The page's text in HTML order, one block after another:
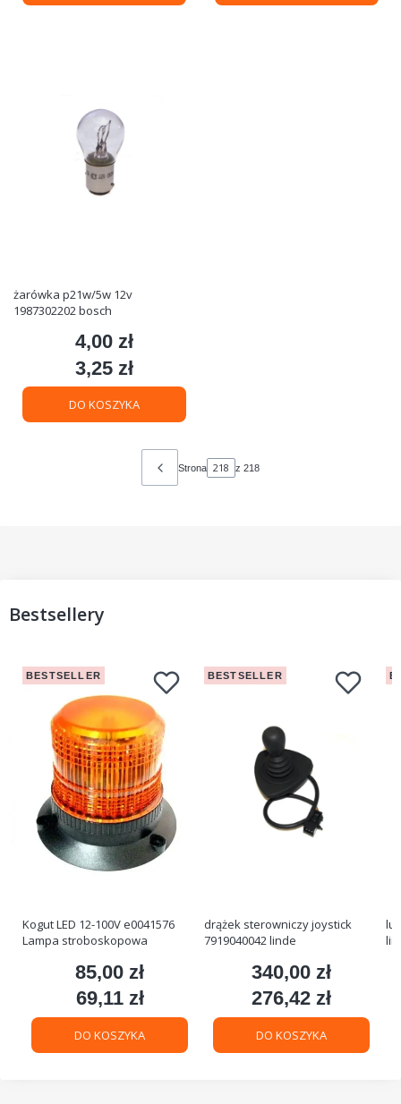
żarówka p21w/5w 12v
1987302202 bosch
Cena
4,00 zł
Cena
3,25 zł
DO KOSZYKA
Strona z 218
Bestsellery
BESTSELLER
Kogut LED 12-100V e0041576
Lampa stroboskopowa
Cena
85,00 zł
Cena
69,11 zł
DO KOSZYKA
BESTSELLER
drążek sterowniczy joystick
7919040042 linde
Cena
340,00 zł
Cena
276,42 zł
DO KOSZYKA